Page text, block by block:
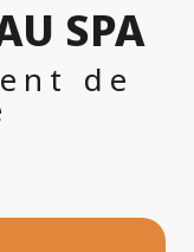
SPA
de